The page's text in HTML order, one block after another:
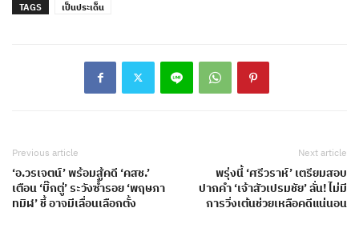
TAGS เป็นประเด็น
Previous article
‘อ.วรเจตน์’ พร้อมสู้คดี ‘คสช.’
เตือน ‘บิ๊กตู่’ ระวังซ้ำรอย ‘พฤษภา
ทมิฬ’ ชี้ อาจมีเลื่อนเลือกตั้ง
Next article
พรุ่งนี้ ‘ศรีวราห์’ เตรียมสอบ
ปากคำ ‘เจ้าสัวเปรมชัย’ ลั่น! ไม่มี
การวิ่งเต้นช่วยเหลือคดีแน่นอน